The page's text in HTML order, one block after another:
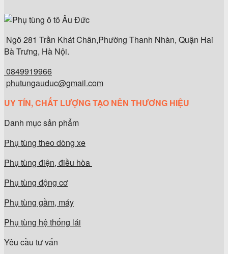
Ngõ 281 Trần Khát Chân,Phường Thanh Nhàn, Quận Hai
Bà Trưng, Hà Nội.
0849919966
phutungauduc@gmail.com
UY TÍN, CHẤT LƯỢNG TẠO NÊN THƯƠNG HIỆU
Danh mục sản phẩm
Phụ tùng theo dòng xe
Phụ tùng điện, điều hòa
Phụ tùng động cơ
Phụ tùng gầm, máy
Phụ tùng hệ thống lái
Yêu cầu tư vấn